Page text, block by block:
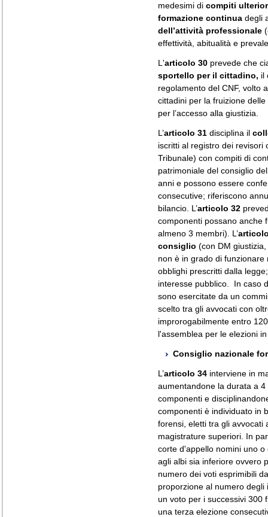
medesimi di compiti
formazione continua degli
dell’attività professionale
effettività, abitualità e
L'articolo 30 prevede che
sportello per il cittadino, il
regolamento del CNF, volto
cittadini per la fruizione
per l’accesso alla giustizia.
L’articolo 31 disciplina il
iscritti al registro dei revisori
Tribunale) con compiti di
patrimoniale del consiglio
anni e possono essere
consecutive; riferiscono
bilancio. L’articolo 32
componenti possano anche
almeno 3 membri). L’
consiglio (con DM
non è in grado di
obblighi prescritti dalla
interesse pubblico.
In caso
sono esercitate da un
scelto tra gli avvocati con
improrogabilmente entro
l'assemblea per le elezioni
Consiglio nazionale
L’articolo 34 interviene in
aumentandone la durata a
componenti e
componenti è individuato in
forensi, eletti tra gli avvocati
magistrature superiori. In
corte d'appello nomini uno
agli albi sia inferiore ovvero
numero dei voti esprimibili
proporzione al numero
un voto per i successivi 300
una terza elezione